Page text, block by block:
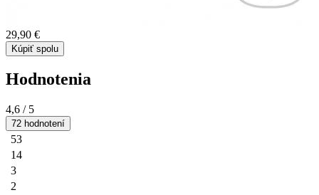
29,90 €
Kúpiť spolu
Hodnotenia
4,6 / 5
72 hodnotení
53
14
3
2